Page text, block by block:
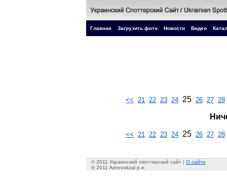
Главная Загрузить фото Новости Видео
<< 21 22 23 24 25 26 27 28
<< 21 22 23 24 25 26 27 28
© 2011 Украинский споттерский сайт | О сайте
© 2011 Aerovokzal p.e.